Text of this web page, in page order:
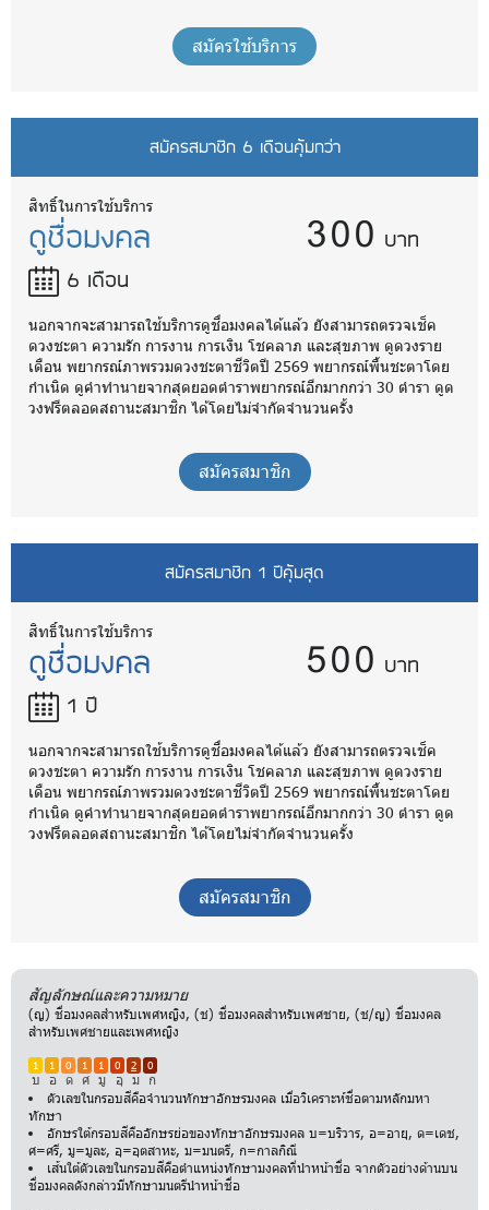
สมัครใช้บริการ
สมัครสมาชิก 6 เดือนคุ้มกว่า
สิทธิ์ในการใช้บริการ
ดูชื่อมงคล
6 เดือน
300 บาท
นอกจากจะสามารถใช้บริการดูชื่อมงคลได้แล้ว ยังสามารถตรวจเช็ค
ดวงชะตา ความรัก การงาน การเงิน โชคลาภ และสุขภาพ ดูดวงราย
เดือน พยากรณ์ภาพรวมดวงชะตาชีวิตปี 2569 พยากรณ์พื้นชะตาโดย
กำเนิด ดูคำทำนายจากสุดยอดตำราพยากรณ์อีกมากกว่า 30 ตำรา ดูด
วงฟรีตลอดสถานะสมาชิก ได้โดยไม่จำกัดจำนวนครั้ง
สมัครสมาชิก
สมัครสมาชิก 1 ปีคุ้มสุด
สิทธิ์ในการใช้บริการ
ดูชื่อมงคล
1 ปี
500 บาท
นอกจากจะสามารถใช้บริการดูชื่อมงคลได้แล้ว ยังสามารถตรวจเช็ค
ดวงชะตา ความรัก การงาน การเงิน โชคลาภ และสุขภาพ ดูดวงราย
เดือน พยากรณ์ภาพรวมดวงชะตาชีวิตปี 2569 พยากรณ์พื้นชะตาโดย
กำเนิด ดูคำทำนายจากสุดยอดตำราพยากรณ์อีกมากกว่า 30 ตำรา ดูด
วงฟรีตลอดสถานะสมาชิก ได้โดยไม่จำกัดจำนวนครั้ง
สมัครสมาชิก
สัญลักษณ์และความหมาย
(ญ) ชื่อมงคลสำหรับเพศหญิง, (ช) ชื่อมงคลสำหรับเพศชาย, (ช/ญ) ชื่อมงคล
สำหรับเพศชายและเพศหญิง
1 1 0 1 1 0 2 0
บ อ ด ศ มู อุ ม ก
ตัวเลขในกรอบสีคือจำนวนทักษาอักษรมงคล เมื่อวิเคราะห์ชื่อตามหลักมหา
ทักษา
อักษรใต้กรอบสีคืออักษรย่อของทักษาอักษรมงคล บ=บริวาร, อ=อายุ, ด=เดช,
ศ=ศรี, มู=มูละ, อุ=อุตสาหะ, ม=มนตรี, ก=กาลกิณี
เส้นใต้ตัวเลขในกรอบสีคือตำแหน่งทักษามงคลที่นำหน้าชื่อ จากตัวอย่างด้านบน
ชื่อมงคลดังกล่าวมีทักษามนตรีนำหน้าชื่อ